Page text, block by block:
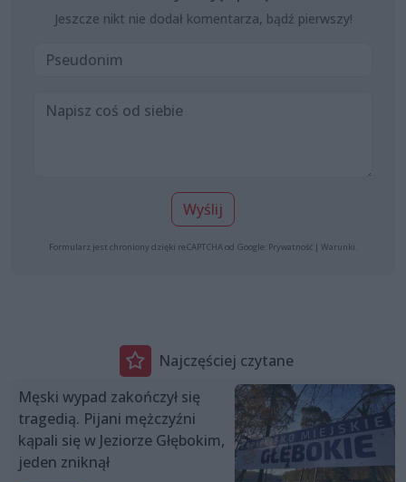
Jeszcze nikt nie dodał komentarza, bądź pierwszy!
Wyślij
Formularz jest chroniony dzięki reCAPTCHA od Google: Prywatność | Warunki
Najczęściej czytane
Męski wypad zakończył się
tragedią. Pijani mężczyźni
kąpali się w Jeziorze Głębokim,
jeden zniknął